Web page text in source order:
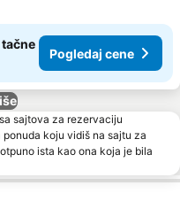
Pogledaj cene
sajtova za rezervaciju
koju vidiš na sajtu za
ista kao ona koja je bila